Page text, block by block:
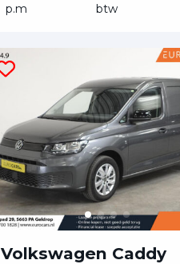
p.m
btw
Volkswagen Caddy